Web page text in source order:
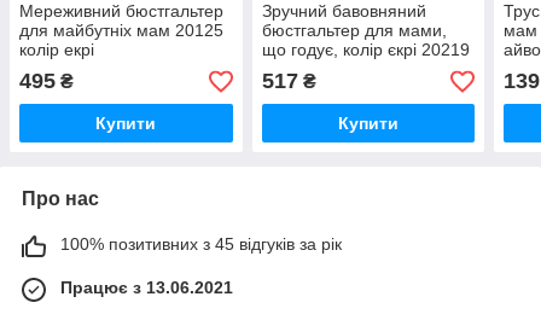
Мереживний бюстгальтер
для майбутніх мам 20125
колір екрі
495 ₴
Купити
Зручний бавовняний
бюстгальтер для мами,
що годує, колір єкрі 20219
517₴
Купити
мам
139
Про нас
100% позитивних з 45 відгуків за рік
Працює з 13.06.2021